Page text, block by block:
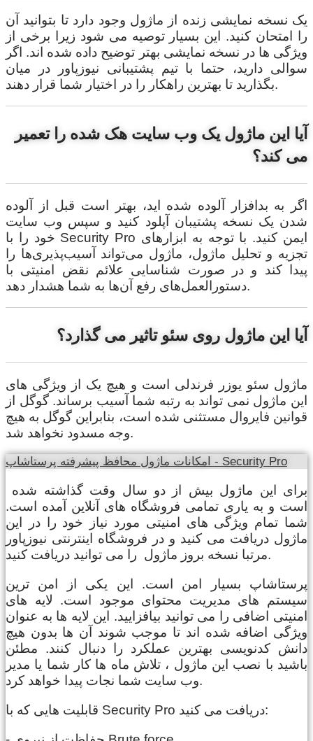
یک نسخه نمایشی زنده از ماژول وجود دارد تا بتوانید آن
را امتحان کنید. این بسیار توصیه می شود زیرا برخی از
ویژگی ها در نسخه نمایشی بهتر توضیح داده شده اند. اگر
سوالی دارید، حتما با تیم پشتیبانی نیوزپاور در میان
بگذارید تا بهترین راهکار را در اختیار شما قرار دهند.
آیا این ماژول یک وب سایت هک شده را تعمیر
می کند؟
اگر به بدافزار آلوده شده اید، بهتر است قبل از آلوده
شدن یک نسخه پشتیبان آپلود کنید و سپس وب سایت
خود را با Security Pro ایمن کنید. با توجه به ابزارهای
تجزیه و تحلیل ماژول، ماژول می‌تواند آسیب‌پذیری‌ها را
پیدا کند و در صورت شناسایی علائم نقض امنیتی با
دستورالعمل‌های رفع آن‌ها به شما هشدار دهد.
آیا این ماژول روی سئو تاثیر می گذارد؟
ماژول سئو یوزر فرندلی است و هیچ یک از ویژگی های
این ماژول نمی تواند به رتبه شما آسیب برساند. گوگل از
قوانین فایروال مستثنی شده است، بنابراین گوگل به هیچ
وجه مسدود نخواهد شد.
امکانات ماژول محافظ پیشرفته پرستاشاپ - Security Pro
است و به یاری تمامی فروشگاه های آنلاین آمده است.
شما تمام ویژگی های امنیتی مورد نیاز خود را در این
ماژول دریافت می کنید و در فروشگاه اینترنتی نیوزپاور
مرتبا نسخه بروز ماژول را می توانید دریافت کنید.
پرستاشاپ بسیار امن است. این یکی از امن ترین
سیستم های مدیریت محتوای موجود است. لایه های
امنیتی اضافی را می توانید بیافزایید. این لایه ها به عنوان
ویژگی اضافه شده اند تا موجب شوند آن ها بدون هیچ
دانش کدنویسی بهترین عملکرد را دنبال کنند. مطئن
باشید با نصب این ماژول ، تلاش ماه ها کار شما یا مدیر
وب سایت شما نجات پیدا خواهد کرد.
قابلیت هایی که با Security Pro دریافت می کنید: